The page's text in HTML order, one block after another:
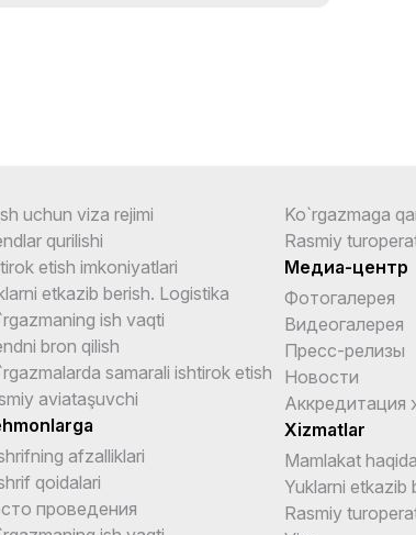
uchun viza rejimi
qurilishi
etish imkoniyatlari
etkazib berish. Logistika
ish vaqti
bron qilish
samarali ishtirok etish
aviataşuvchi
afzalliklari
qoidalari
проведения
Ko`rgazmaga
Rasmiy
Медиа-центр
Фотогалерея
Видеогалерея
Пресс-релизы
Новости
Аккредитация
Xizmatlar
Mamlakat
Yuklarni etkazib
Rasmiy